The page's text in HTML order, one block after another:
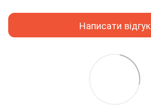
Написати відгук